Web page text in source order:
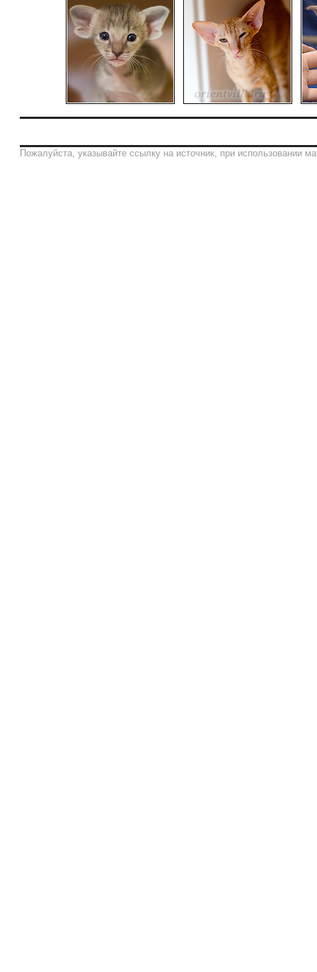
Пожалуйста, указывайте ссылку на источник, при использовании